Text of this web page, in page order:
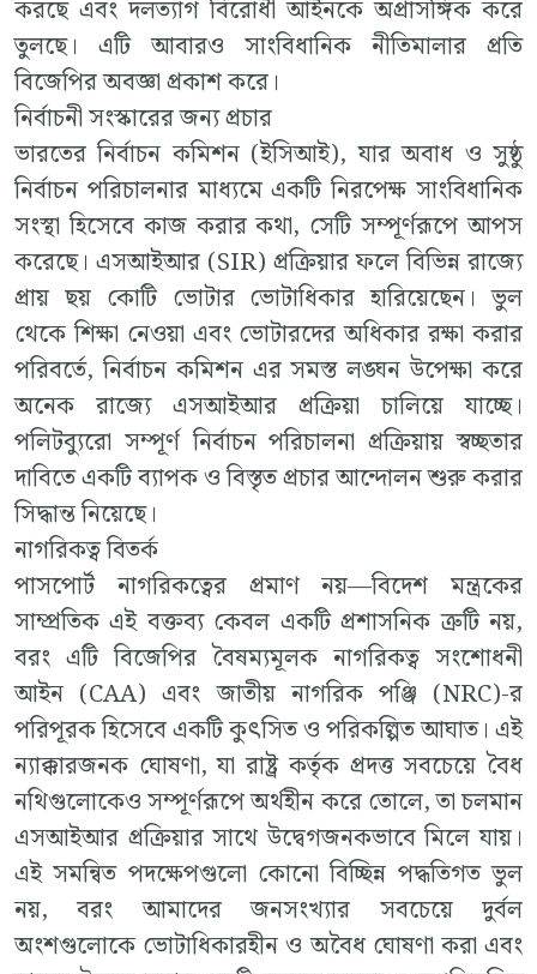
করছে এবং দলত্যাগ বিরোধী আইনকে অপ্রাসঙ্গিক করে
তুলছে। এটি আবারও সাংবিধানিক নীতিমালার প্রতি
বিজেপির অবজ্ঞা প্রকাশ করে।
নির্বাচনী সংস্কারের জন্য প্রচার
ভারতের নির্বাচন কমিশন (ইসিআই), যার অবাধ ও সুষ্ঠু
নির্বাচন পরিচালনার মাধ্যমে একটি নিরপেক্ষ সাংবিধানিক
সংস্থা হিসেবে কাজ করার কথা, সেটি সম্পূর্ণরূপে আপস
করেছে। এসআইআর (SIR) প্রক্রিয়ার ফলে বিভিন্ন রাজ্যে
প্রায় ছয় কোটি ভোটার ভোটাধিকার হারিয়েছেন। ভুল
থেকে শিক্ষা নেওয়া এবং ভোটারদের অধিকার রক্ষা করার
পরিবর্তে, নির্বাচন কমিশন এর সমস্ত লঙ্ঘন উপেক্ষা করে
অনেক রাজ্যে এসআইআর প্রক্রিয়া চালিয়ে যাচ্ছে।
পলিটব্যুরো সম্পূর্ণ নির্বাচন পরিচালনা প্রক্রিয়ায় স্বচ্ছতার
দাবিতে একটি ব্যাপক ও বিস্তৃত প্রচার আন্দোলন শুরু করার
সিদ্ধান্ত নিয়েছে।
নাগরিকত্ব বিতর্ক
পাসপোর্ট নাগরিকত্বের প্রমাণ নয়—বিদেশ মন্ত্রকের
সাম্প্রতিক এই বক্তব্য কেবল একটি প্রশাসনিক ত্রুটি নয়,
বরং এটি বিজেপির বৈষম্যমূলক নাগরিকত্ব সংশোধনী
আইন (CAA) এবং জাতীয় নাগরিক পঞ্জি (NRC)-র
পরিপূরক হিসেবে একটি কুৎসিত ও পরিকল্পিত আঘাত। এই
ন্যাক্কারজনক ঘোষণা, যা রাষ্ট্র কর্তৃক প্রদত্ত সবচেয়ে বৈধ
নথিগুলোকেও সম্পূর্ণরূপে অর্থহীন করে তোলে, তা চলমান
এসআইআর প্রক্রিয়ার সাথে উদ্বেগজনকভাবে মিলে যায়।
এই সমন্বিত পদক্ষেপগুলো কোনো বিচ্ছিন্ন পদ্ধতিগত ভুল
নয়, বরং আমাদের জনসংখ্যার সবচেয়ে দুর্বল
অংশগুলোকে ভোটাধিকারহীন ও অবৈধ ঘোষণা করা এবং